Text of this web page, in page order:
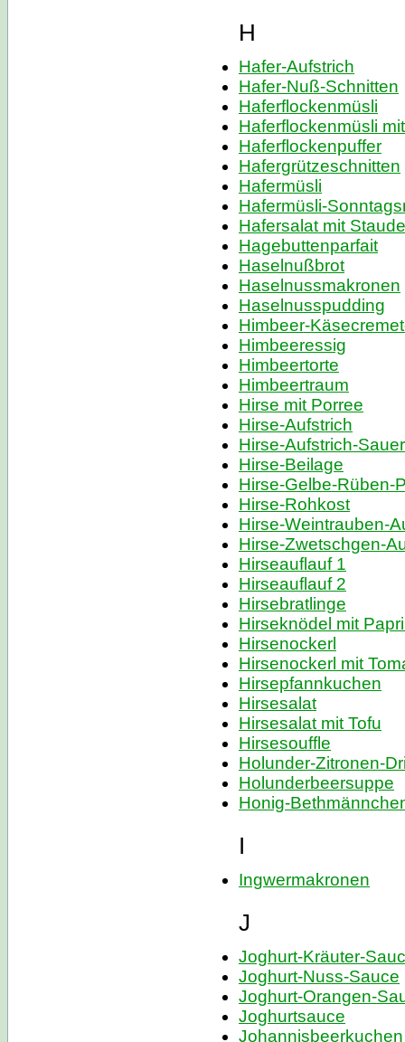
H
Hafer-Aufstrich
Hafer-Nuß-Schnitten
Haferflockenmüsli
Haferflockenmüsli
Haferflockenpuffer
Hafergrützeschnitten
Hafermüsli
Hafermüsli-
Hafersalat mit
Hagebuttenparfait
Haselnußbrot
Haselnussmakronen
Haselnusspudding
Himbeer-
Himbeeressig
Himbeertorte
Himbeertraum
Hirse mit Porree
Hirse-Aufstrich
Hirse-Aufstrich-
Hirse-Beilage
Hirse-Gelbe-Rüben-
Hirse-Rohkost
Hirse-Weintrauben-
Hirse-Zwetschgen-
Hirseauflauf 1
Hirseauflauf 2
Hirsebratlinge
Hirseknödel mit
Hirsenockerl
Hirsenockerl mit
Hirsepfannkuchen
Hirsesalat
Hirsesalat mit Tofu
Hirsesouffle
Holunder-Zitronen-
Holunderbeersuppe
Honig-
I
Ingwermakronen
J
Joghurt-Kräuter-
Joghurt-Nuss-Sauce
Joghurt-Orangen-
Joghurtsauce
Johannisbeerkuchen